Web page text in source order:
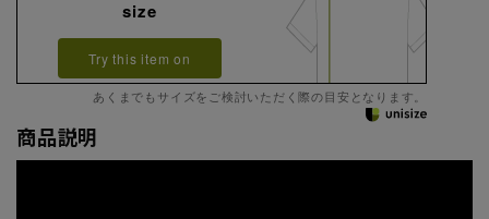
size
Try this item on
あくまでもサイズをご検討いただく際の目安となります。
商品説明